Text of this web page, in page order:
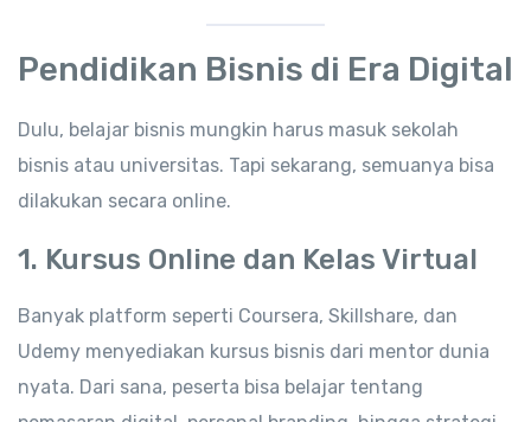
Pendidikan Bisnis di Era Digital
Dulu, belajar bisnis mungkin harus masuk sekolah
bisnis atau universitas. Tapi sekarang, semuanya bisa
dilakukan secara online.
1. Kursus Online dan Kelas Virtual
Banyak platform seperti Coursera, Skillshare, dan
Udemy menyediakan kursus bisnis dari mentor dunia
nyata. Dari sana, peserta bisa belajar tentang